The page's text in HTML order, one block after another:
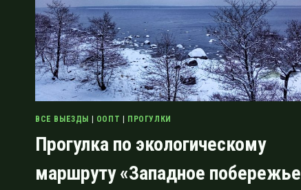
ВСЕ ВЫЕЗДЫ ООПТ ПРОГУЛКИ
Прогулка по экологическому
маршруту «Западное побережье